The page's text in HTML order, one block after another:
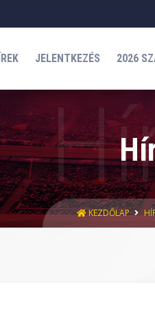
JELENTKEZÉS 2026
KEZDŐLAP